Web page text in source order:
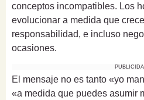
conceptos incompatibles. Los
evolucionar a medida que
responsabilidad, e incluso
ocasiones.
El mensaje no es tanto «yo
«a medida que puedes asumir